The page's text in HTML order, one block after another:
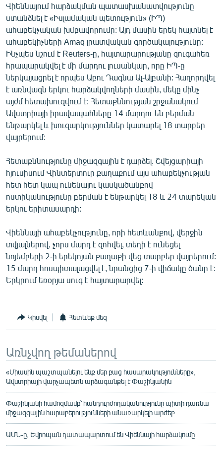
Վիեննայում հարձակման պատասխանատվությունը
ստանձնել է «Իսլամական պետություն» (ԻՊ)
ահաբեկչական խմբավորումը: Այդ մասին երեկ հայտնել է
ահաբեկիչների Amaq լրատվական գործակալությունը:
Ինչպես նշում է Reuters-ը, հայտարարությանը զուգահեռ
հրապարակվել է մի մարդու լուսանկար, որը ԻՊ-ը
ներկայացրել է որպես Աբու Դագնա Ալ-Ալբանի: Հաղորդվել
է առնվազն երկու հարձակվողների մասին, մեկը մինչ
այժմ հետախուզվում է: Հետաքննության շրջանակում
Ավստրիայի իրավապահները 14 մարդու են բերման
ենթարկել և խուզարկություններ կատարել 18 տարբեր
վայրերում:
Հետաքննությունը միջազգային է դարձել. Շվեյցարիայի
հյուսիսում Վինտերտուր քաղաքում այս ահաբեկչության
հետ հետ կապ ունենալու կասկածանքով
ոստիկանությունը բերման է ենթարկել 18 և 24 տարեկան
երկու երիտասարդի:
Վիեննայի ահաբեկչությունը, որի հետևանքով, վերջին
տվյալներով, չորս մարդ է զոհվել, տեղի է ունեցել
նոյեմբերի 2-ի երեկոյան քաղաքի վեց տարբեր վայրերում:
15 մարդ հոսպիտալացվել է, նրանցից 7-ի վիճակը ծանր է:
Երկրում եռօրյա սուգ է հայտարարվել:
Կիսվել Հետևեք մեզ
Առնչվող թեմաներով
«Միասին պաշտպանելու ենք մեր բաց հասարակությունները»,
Ավստրիայի վարչապետն արձագանքել է Փաշինյանին
Փաշինյանի համոզմամբ՝ հանդուրժողականությունը պիտի դառնա
միջազգային հարաբերությունների անառարկելի արժեք
ԱՄՆ-ը, Եվրոպան դատապարտում են Վիեննայի հարձակումը